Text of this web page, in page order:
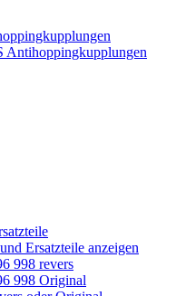
Antihoppingkupplungen
Ersatzteile anzeigen
998 revers
998 Original